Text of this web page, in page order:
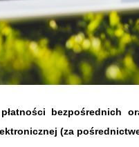
bezpośrednich
(za